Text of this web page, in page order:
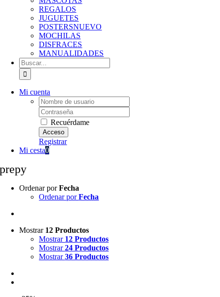
REGALOS
JUGUETES
POSTERSNUEVO
MOCHILAS
DISFRACES
MANUALIDADES
Buscar:
Mi cuenta
Username:
Password:
Recuérdame
Registrar
Mi cesta0
prepy
Ordenar porFecha
Ordenar porFecha
Mostrar 12 Productos
Mostrar 12 Productos
Mostrar24 Productos
Mostrar36 Productos